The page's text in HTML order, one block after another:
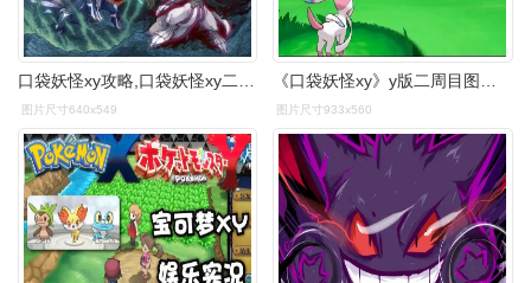
图片尺寸640x549 图片尺寸933x560